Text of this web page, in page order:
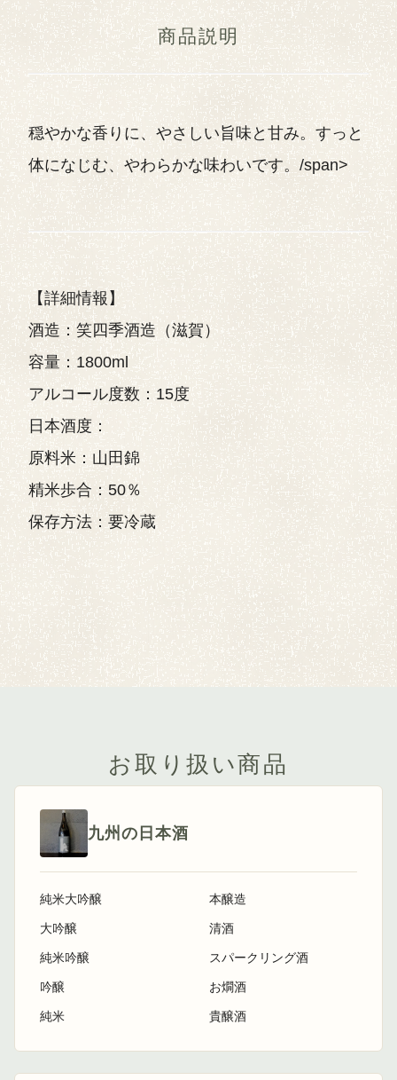
商品説明
穏やかな香りに、やさしい旨味と甘み。すっと
体になじむ、やわらかな味わいです。/span>
【詳細情報】
酒造：笑四季酒造（滋賀）
容量：1800ml
アルコール度数：15度
日本酒度：
原料米：山田錦
精米歩合：50％
保存方法：要冷蔵
お取り扱い商品
九州の日本酒
純米大吟醸
大吟醸
純米吟醸
吟醸
純米
本醸造
清酒
スパークリング酒
お燗酒
貴醸酒